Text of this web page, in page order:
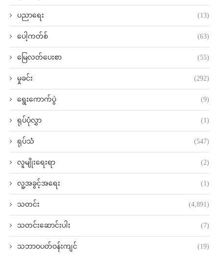
ပညာရေး (13)
ပေါ့ကတ်စ် (63)
မြေလတ်ပေးစာ (55)
မှုခင်း (292)
ရွေးကောက်ပွဲ (9)
ရုပ်ပုံလွှာ (1)
ရုပ်သံ (547)
လူမျိုးရေးရာ (2)
လူ့အခွင့်အရေး (1)
သတင်း (4,891)
သတင်းဆောင်းပါး (7)
သဘာဝပတ်ဝန်းကျင် (19)